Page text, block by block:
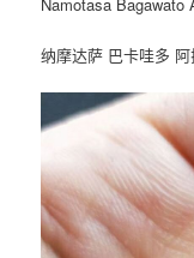
纳摩达萨 巴卡哇多